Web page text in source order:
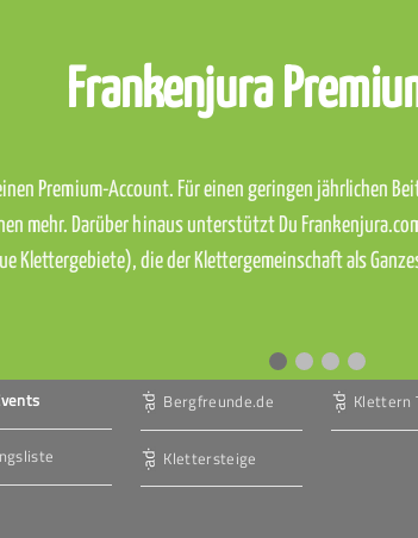
Frankenjura
Premium-Account. Für einen geringen jährlichen
mehr. Darüber hinaus unterstützt Du
Klettergebiete), die der Klettergemeinschaft als
Bergfreunde.de
Klettersteige
Klettern